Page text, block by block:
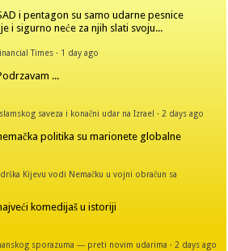
i pentagon su samo udarne pesnice
i sigurno neće za njih slati svoju...
Times · 1 day ago
...
saveza i konačni udar na Izrael ·2 days ago
politika su marionete globalne
Kijevu vodi Nemačku u vojni obračun sa
komedijaš u istoriji
sporazuma — preti novim udarima ·2 days ago